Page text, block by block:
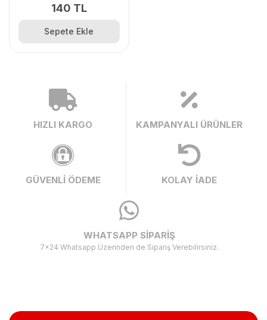
140 TL
Sepete Ekle
HIZLI KARGO KAMPANYALI ÜRÜNLER
GÜVENLİ ÖDEME KOLAY İADE
WHATSAPP SİPARİŞ
7x24 Whatsapp Üzerinden de Sipariş Verebilirsiniz.